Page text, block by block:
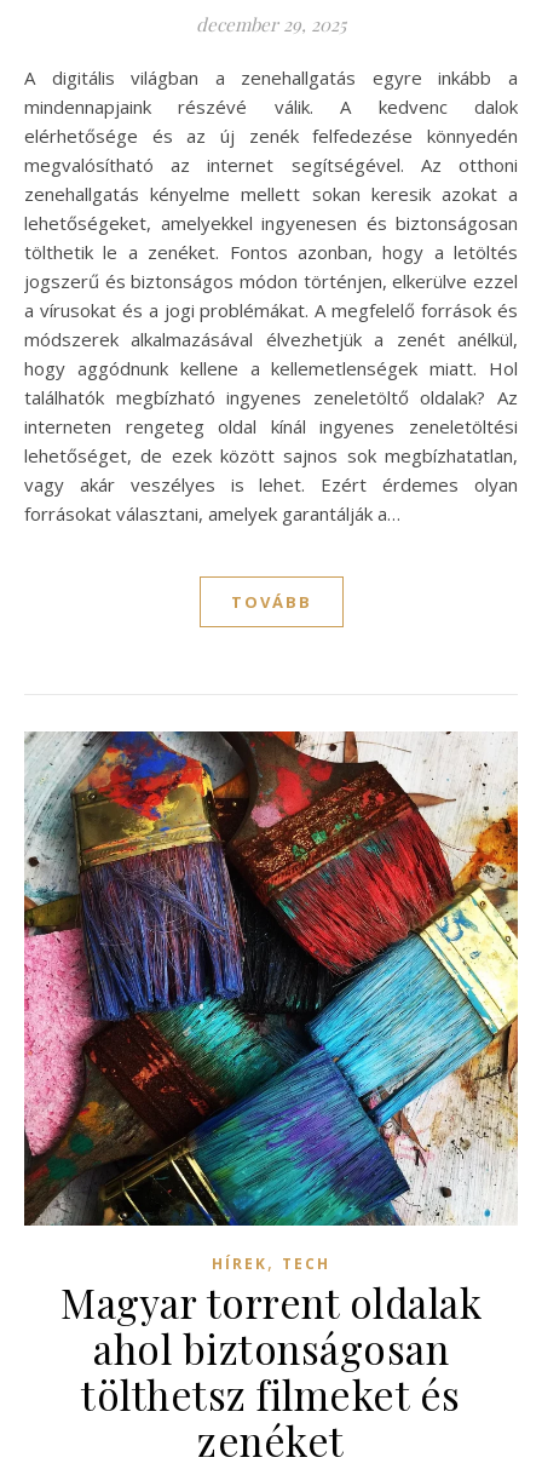
december 29, 2025
A digitális világban a zenehallgatás egyre inkább a
mindennapjaink részévé válik. A kedvenc dalok
elérhetősége és az új zenék felfedezése könnyedén
megvalósítható az internet segítségével. Az otthoni
zenehallgatás kényelme mellett sokan keresik azokat a
lehetőségeket, amelyekkel ingyenesen és biztonságosan
tölthetik le a zenéket. Fontos azonban, hogy a letöltés
jogszerű és biztonságos módon történjen, elkerülve ezzel
a vírusokat és a jogi problémákat. A megfelelő források és
módszerek alkalmazásával élvezhetjük a zenét anélkül,
hogy aggódnunk kellene a kellemetlenségek miatt. Hol
találhatók megbízható ingyenes zeneletöltő oldalak? Az
interneten rengeteg oldal kínál ingyenes zeneletöltési
lehetőséget, de ezek között sajnos sok megbízhatatlan,
vagy akár veszélyes is lehet. Ezért érdemes olyan
forrásokat választani, amelyek garantálják a…
TOVÁBB
HÍREK, TECH
Magyar torrent oldalak
ahol biztonságosan
tölthetsz filmeket és
zenéket